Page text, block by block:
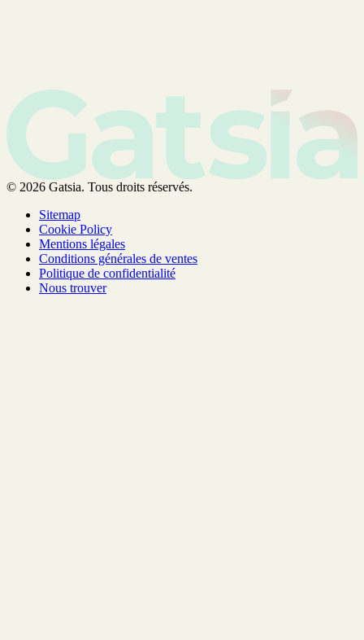
© 2026 Gatsia. Tous droits réservés.
Sitemap
Cookie Policy
Mentions légales
Conditions générales de ventes
Politique de confidentialité
Nous trouver